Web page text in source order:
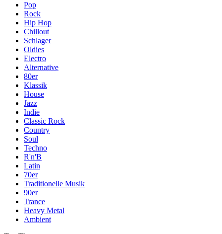
Pop
Rock
Hip Hop
Chillout
Schlager
Oldies
Electro
Alternative
80er
Klassik
House
Jazz
Indie
Classic Rock
Country
Soul
Techno
R'n'B
Latin
70er
Traditionelle Musik
90er
Trance
Heavy Metal
Ambient